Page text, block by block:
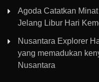
Agoda Catatkan
Jelang Libur Hari
Nusantara Explorer
yang memadukan
Nusantara